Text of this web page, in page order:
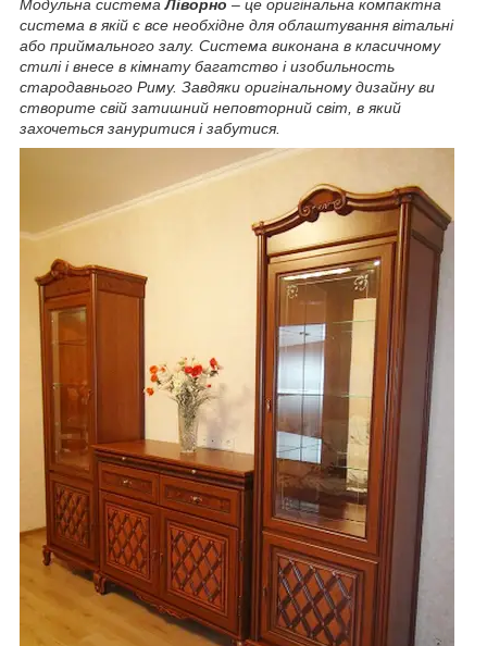
Модульна системаЛіворно – це оригінальна компактна
система в якій є все необхідне для облаштування вітальні
або приймального залу. Система виконана в класичному
стилі і внесе в кімнату багатство і изобильность
стародавнього Риму. Завдяки оригінальному дизайну ви
створите свій затишний неповторний світ, в який
захочеться зануритися і забутися.